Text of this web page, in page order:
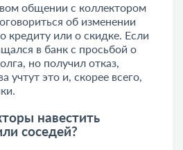
общении с коллектором
об изменении
кредиту или о скидке. Если
в банк с просьбой о
но получил отказ,
учтут это и, скорее всего,
навестить
соседей?